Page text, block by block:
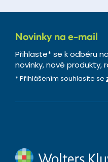
Novinky na e-mail
Přihlaste* se k odběru
novinky, nové produkty,
* Přihlášením souhlasíte se